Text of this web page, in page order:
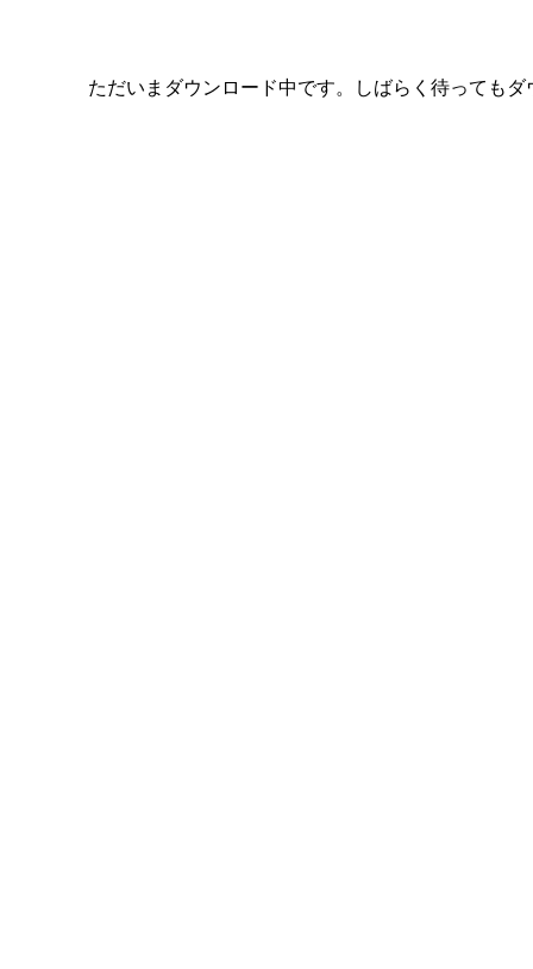
ただいまダウンロード中です。しばらく待っても